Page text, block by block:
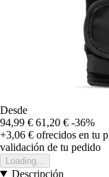
Desde
94,99 € 61,20 € -36%
+3,06 € ofrecidos en tu
validación de tu pedido
Loading...
Descripción